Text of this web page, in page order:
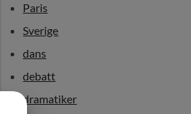
Paris
Sverige
dans
debatt
dramatiker